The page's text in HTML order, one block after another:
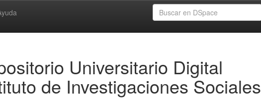
Universitario Digital
de Investigaciones Sociales